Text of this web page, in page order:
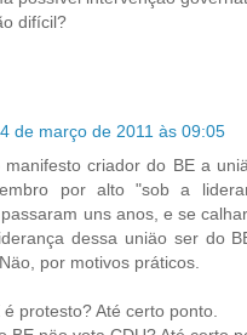
difícil?
de março de 2011 às 09:05
criador do BE a
por alto "sob a
uns anos, e se
dessa uniäo ser do
por motivos práticos.
protesto? Até certo ponto.